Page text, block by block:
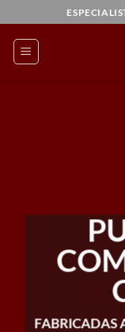
al
contenido
FABRICADAS